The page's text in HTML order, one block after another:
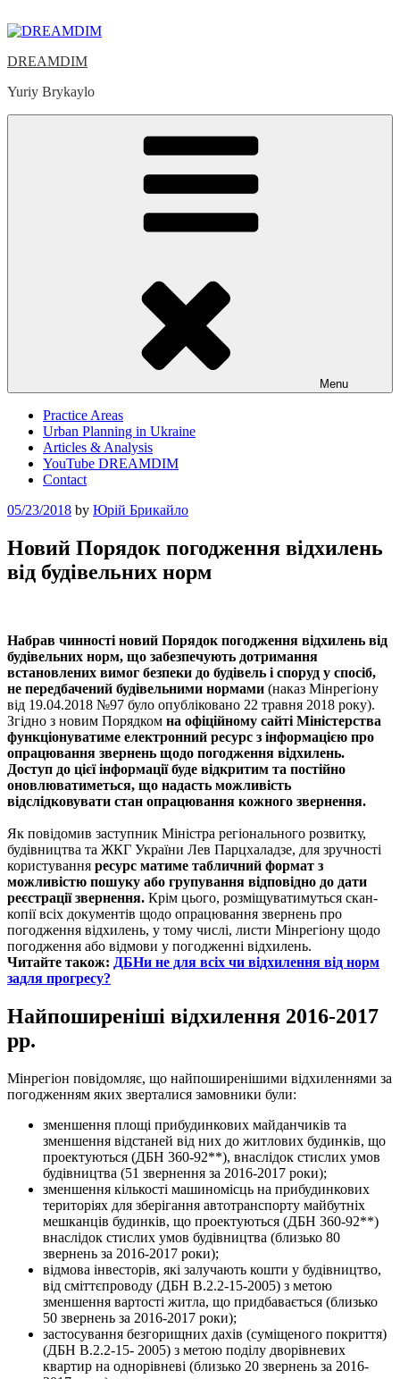
to
DREAMDIM
Yuriy Brykaylo
Menu
Practice Areas
Urban Planning in Ukraine
Articles & Analysis
YouTube DREAMDIM
Contact
Posted
05/23/2018 by Юрій Брикайло
Новий Порядок погодження відхилень
від будівельних норм
Набрав чинності новий Порядок погодження відхилень від
будівельних норм, що забезпечують дотримання
встановлених вимог безпеки до будівель і споруд у спосіб,
не передбачений будівельними нормами (наказ Мінрегіону
від 19.04.2018 №97 було опубліковано 22 травня 2018 року).
Згідно з новим Порядком на офіційному сайті Міністерства
функціонуватиме електронний ресурс з інформацією про
опрацювання звернень щодо погодження відхилень.
Доступ до цієї інформації буде відкритим та постійно
оновлюватиметься, що надасть можливість
відслідковувати стан опрацювання кожного звернення.
Як повідомив заступник Міністра регіонального розвитку,
будівництва та ЖКГ України Лев Парцхаладзе, для зручності
користування ресурс матиме табличний формат з
можливістю пошуку або групування відповідно до дати
реєстрації звернення. Крім цього, розміщуватимуться скан-
копії всіх документів щодо опрацювання звернень про
погодження відхилень, у тому числі, листи Мінрегіону щодо
погодження або відмови у погодженні відхилень.
Читайте також: ДБНи не для всіх чи відхилення від норм
задля прогресу?
Найпоширеніші відхилення 2016-2017
рр.
Мінрегіон повідомляє, що найпоширенішими відхиленнями за
погодженням яких зверталися замовники були:
зменшення площі прибудинкових майданчиків та
зменшення відстаней від них до житлових будинків, що
проектуються (ДБН 360-92**), внаслідок стислих умов
будівництва (51 звернення за 2016-2017 роки);
зменшення кількості машиномісць на прибудинкових
територіях для зберігання автотранспорту майбутніх
мешканців будинків, що проектуються (ДБН 360-92**)
внаслідок стислих умов будівництва (близько 80
звернень за 2016-2017 роки);
відмова інвесторів, які залучають кошти у будівництво,
від сміттєпроводу (ДБН В.2.2-15-2005) з метою
зменшення вартості житла, що придбавається (близько
50 звернень за 2016-2017 роки);
застосування безгорищних дахів (суміщеного покриття)
(ДБН В.2.2-15- 2005) з метою поділу дворівневих
квартир на однорівневі (близько 20 звернень за 2016-